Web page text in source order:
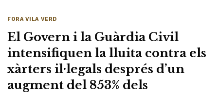
FORA VILA VERD
El Govern i la Guàrdia Civil
intensifiquen la lluita contra els
xàrters il·legals després d’un
augment del 853% dels